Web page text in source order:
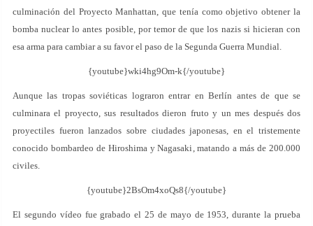
culminación del Proyecto Manhattan, que tenía como objetivo obtener la
bomba nuclear lo antes posible, por temor de que los nazis si hicieran con
esa arma para cambiar a su favor el paso de la Segunda Guerra Mundial.
{youtube}wki4hg9Om-k{/youtube}
Aunque las tropas soviéticas lograron entrar en Berlín antes de que se
culminara el proyecto, sus resultados dieron fruto y un mes después dos
proyectiles fueron lanzados sobre ciudades japonesas, en el tristemente
conocido bombardeo de Hiroshima y Nagasaki, matando a más de 200.000
civiles.
{youtube}2BsOm4xoQs8{/youtube}
El segundo vídeo fue grabado el 25 de mayo de 1953, durante la prueba